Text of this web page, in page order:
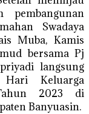
Swadaya
Muba, Kamis
bersama Pj
langsung
Keluarga
2023 di
Banyuasin.